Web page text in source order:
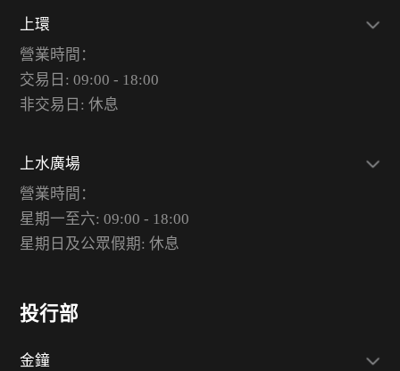
上環
營業時間：
交易日: 09:00 - 18:00
非交易日: 休息
上水廣場
營業時間：
星期一至六: 09:00 - 18:00
星期日及公眾假期: 休息
投行部
金鐘